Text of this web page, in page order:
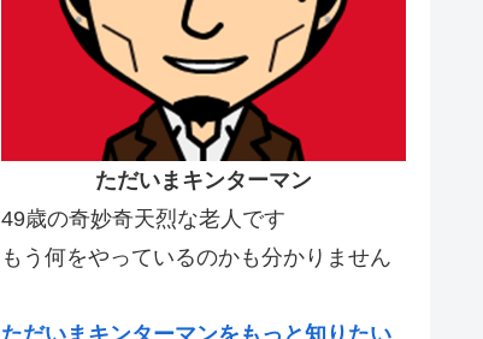
ただいまキンターマン
49歳の奇妙奇天烈な老人です
もう何をやっているのかも分かりません
ただいまキンターマンをもっと知りたい